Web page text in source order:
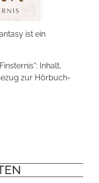
ist ein
Inhalt,
zur Hörbuch­